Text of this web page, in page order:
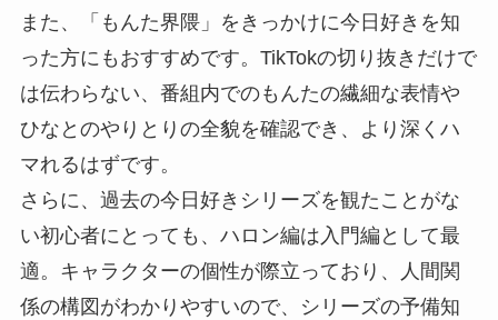
また、「もんた界隈」をきっかけに今日好きを知
った方にもおすすめです。TikTokの切り抜きだけで
は伝わらない、番組内でのもんたの繊細な表情や
ひなとのやりとりの全貌を確認でき、より深くハ
マれるはずです。
さらに、過去の今日好きシリーズを観たことがな
い初心者にとっても、ハロン編は入門編として最
適。キャラクターの個性が際立っており、人間関
係の構図がわかりやすいので、シリーズの予備知